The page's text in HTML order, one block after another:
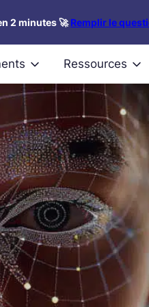
2 minutes 🚀Remplir le
Ressources